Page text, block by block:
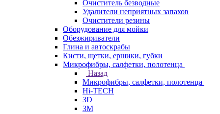
Очиститель безводные
Удалители неприятных запахов
Очистители резины
Оборудование для мойки
Обезжириватели
Глина и автоскрабы
Кисти, щетки, ершики, губки
Микрофибры, салфетки, полотенца
Назад
Микрофибры, салфетки, полотенца
Hi-TECH
3D
3М